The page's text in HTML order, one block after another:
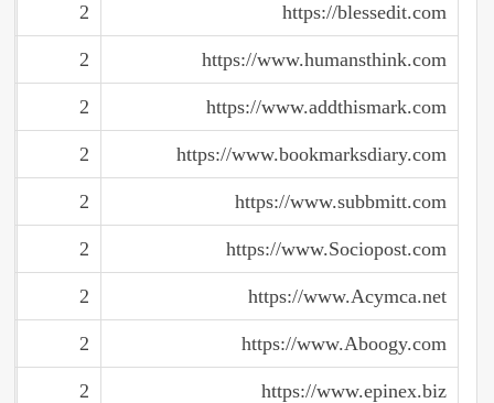
https://blessedit.com
2
https://www.humansthink.com
2
https://www.addthismark.com
2
https://www.bookmarksdiary.com
2
https://www.subbmitt.com
2
https://www.Sociopost.com
2
https://www.Acymca.net
2
https://www.Aboogy.com
2
https://www.epinex.biz
2